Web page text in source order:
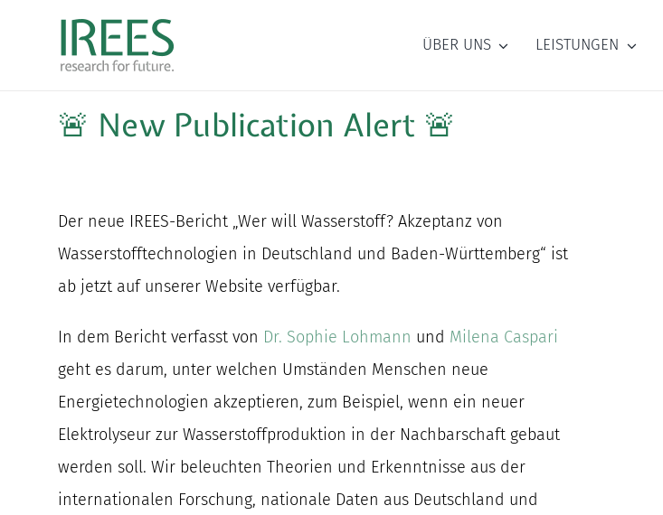
ÜBER UNS LEISTUNGEN
🚨 New Publication Alert 🚨
Der neue IREES-Bericht „Wer will Wasserstoff? Akzeptanz von
Wasserstofftechnologien in Deutschland und Baden-Württemberg“ ist
ab jetzt auf unserer Website verfügbar.
In dem Bericht verfasst von Dr. Sophie Lohmann und Milena Caspari
geht es darum, unter welchen Umständen Menschen neue
Energietechnologien akzeptieren, zum Beispiel, wenn ein neuer
Elektrolyseur zur Wasserstoffproduktion in der Nachbarschaft gebaut
werden soll. Wir beleuchten Theorien und Erkenntnisse aus der
internationalen Forschung, nationale Daten aus Deutschland und